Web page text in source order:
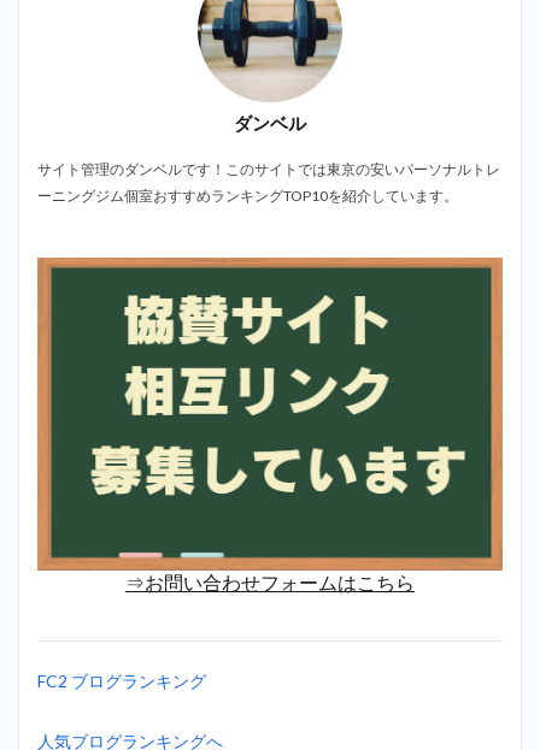
ダンベル
サイト管理のダンベルです！このサイトでは東京の安いパーソナルトレ
ーニングジム個室おすすめランキングTOP10を紹介しています。
⇒お問い合わせフォームはこちら
FC2 ブログランキング
人気ブログランキングへ